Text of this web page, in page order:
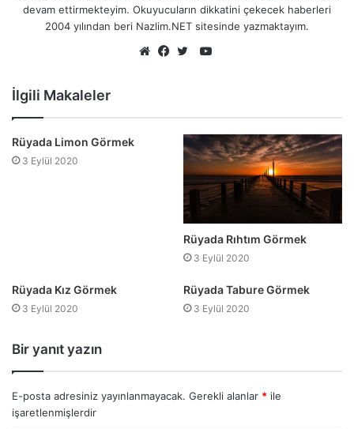
devam ettirmekteyim. Okuyucuların dikkatini çekecek haberleri
2004 yılından beri Nazlim.NET sitesinde yazmaktayım.
YouTube
İlgili Makaleler
Rüyada Limon Görmek
3 Eylül 2020
Rüyada Rıhtım Görmek
3 Eylül 2020
Rüyada Kız Görmek
3 Eylül 2020
Rüyada Tabure Görmek
3 Eylül 2020
Bir yanıt yazın
E-posta adresiniz yayınlanmayacak. Gerekli alanlar * ile
işaretlenmişlerdir